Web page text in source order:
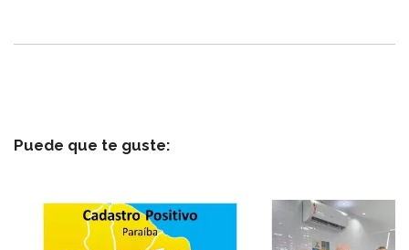
Puede que te guste: